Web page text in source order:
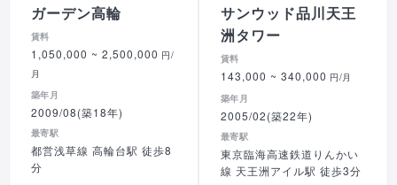
ガーデン高輪
賃料
1,050,000 ~ 2,500,000 円/
月
築年月
2009/08(築18年)
最寄駅
都営浅草線 高輪台駅 徒歩8
分
サンウッド品川天王
洲タワー
賃料
143,000 ~ 340,000 円/月
築年月
2005/02(築22年)
最寄駅
東京臨海高速鉄道りんかい
線 天王洲アイル駅 徒歩3分